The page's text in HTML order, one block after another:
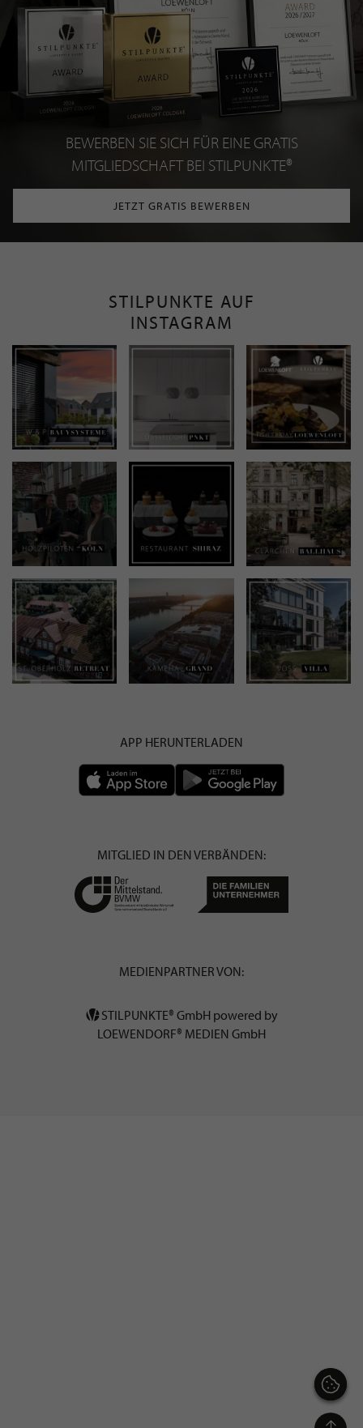
BEWERBEN SIE SICH FÜR EINE GRATIS
MITGLIEDSCHAFT BEI STILPUNKTE®
JETZT GRATIS BEWERBEN
STILPUNKTE AUF
INSTAGRAM
APP HERUNTERLADEN
MITGLIED IN DEN VERBÄNDEN:
MEDIENPARTNER VON:
STILPUNKTE® GmbH powered by
LOEWENDORF® MEDIEN GmbH